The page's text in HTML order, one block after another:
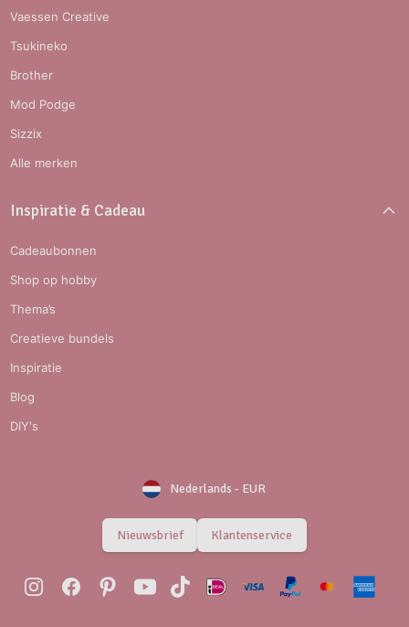
Vaessen Creative
Tsukineko
Brother
Mod Podge
Sizzix
Alle merken
Inspiratie & Cadeau
Cadeaubonnen
Shop op hobby
Thema’s
Creatieve bundels
Inspiratie
Blog
DIY's
Nederlands - EUR
Nieuwsbrief Klantenservice